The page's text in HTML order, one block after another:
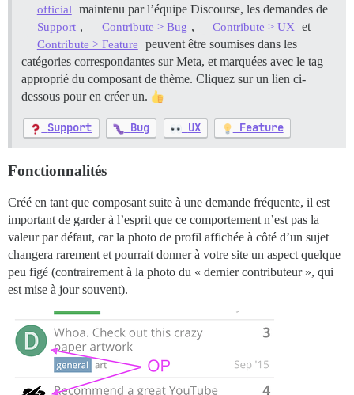
official maintenu par l’équipe Discourse, les demandes de
Support , Contribute > Bug , Contribute > UX et
Contribute > Feature
peuvent être soumises dans les
catégories correspondantes sur Meta, et marquées avec le tag
approprié du composant de thème. Cliquez sur un lien ci-
dessous pour en créer un.
Support Bug UX Feature
Fonctionnalités
Créé en tant que composant suite à une demande fréquente, il est
important de garder à l’esprit que ce comportement n’est pas la
valeur par défaut, car la photo de profil affichée à côté d’un sujet
changera rarement et pourrait donner à votre site un aspect quelque
peu figé (contrairement à la photo du « dernier contributeur », qui
est mise à jour souvent).